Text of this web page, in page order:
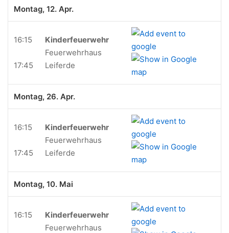
Montag, 12. Apr.
16:15
17:45
Kinderfeuerwehr
Feuerwehrhaus
Leiferde
Montag, 26. Apr.
16:15
17:45
Kinderfeuerwehr
Feuerwehrhaus
Leiferde
Montag, 10. Mai
16:15
Kinderfeuerwehr
Feuerwehrhaus